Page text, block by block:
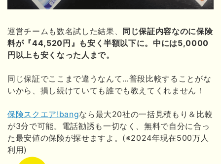
運営チームも数名試した結果、 同じ保証内容なのに保険
料が『44,520円』も安く半額以下に。中には5,0000
円以上も安くなった人まで。
同じ保証でここまで違うなんて…普段比較することがな
いから、損し続けていても誰でも教えてくれません！
保険スクエア!bangなら最大20社の一括見積もり＆比較
が3分で可能。電話勧誘も一切なく、無料で自分に合っ
た最安値の保険が探せますよ。(※2024年現在500万人
利用)